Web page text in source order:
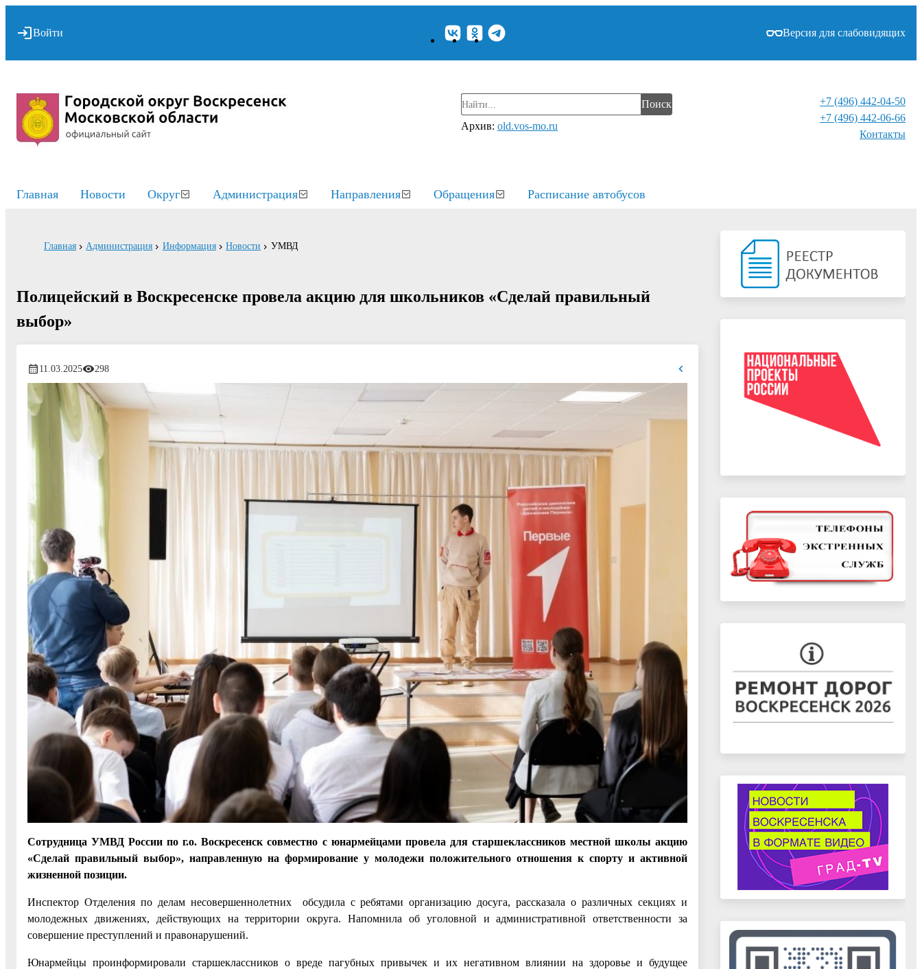
Войти Версия для слабовидящих
Поиск
Архив: old.vos-mo.ru
+7 (496) 442-04-50
+7 (496) 442-06-66
Контакты⁠
Главная Новости Округ Администрация Направления Обращения Расписание автобусов
Главная Администрация Информация Новости УМВД
Полицейский в Воскресенске провела акцию для школьников «Сделай правильный
выбор»
11.03.2025 298
Сотрудница УМВД России по г.о. Воскресенск совместно с юнармейцами провела для старшеклассников местной школы акцию
«Сделай правильный выбор», направленную на формирование у молодежи положительного отношения к спорту и активной
жизненной позиции.
Инспектор Отделения по делам несовершеннолетних обсудила с ребятами организацию досуга, рассказала о различных секциях и
молодежных движениях, действующих на территории округа. Напомнила об уголовной и административной ответственности за
совершение преступлений и правонарушений.
Юнармейцы проинформировали старшеклассников о вреде пагубных привычек и их негативном влиянии на здоровье и будущее